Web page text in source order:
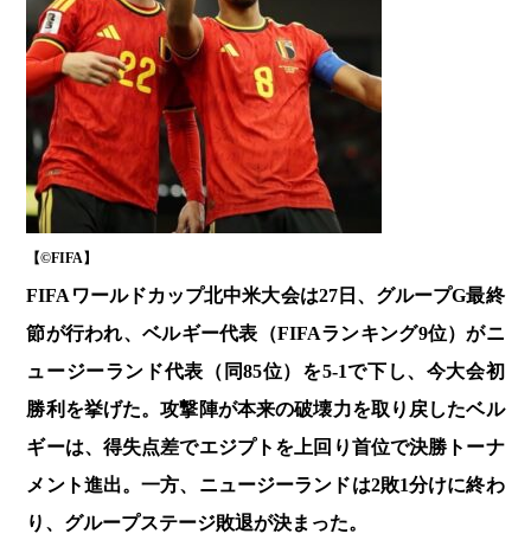
【©️FIFA】
FIFAワールドカップ北中米大会は27日、グループG最終
節が行われ、ベルギー代表（FIFAランキング9位）がニ
ュージーランド代表（同85位）を5-1で下し、今大会初
勝利を挙げた。攻撃陣が本来の破壊力を取り戻したベル
ギーは、得失点差でエジプトを上回り首位で決勝トーナ
メント進出。一方、ニュージーランドは2敗1分けに終わ
り、グループステージ敗退が決まった。